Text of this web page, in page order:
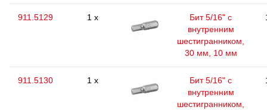
911.5129 1 x
Бит 5/16" с
внутренним
шестигранником,
30 мм, 10 мм
911.5130 1 x
Бит 5/16" с
внутренним
шестигранником,